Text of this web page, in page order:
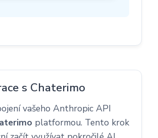
s Chaterimo
vašeho Anthropic API
platformou. Tento krok